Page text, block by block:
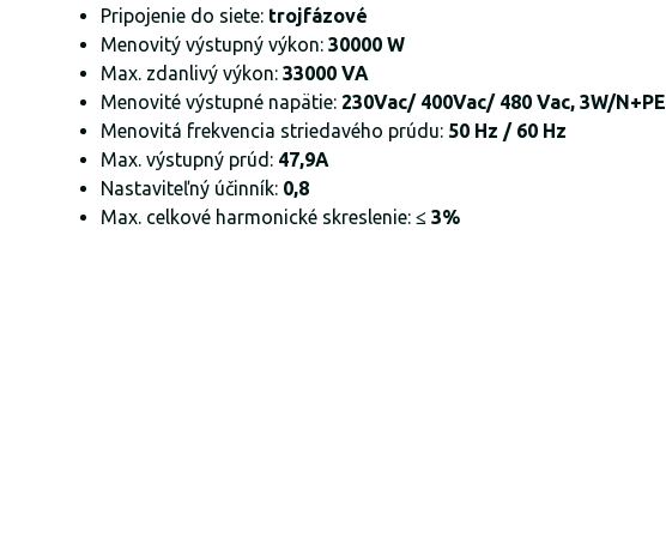
Pripojenie do siete: trojfázové
Menovitý výstupný výkon: 30000 W
Max. zdanlivý výkon: 33000 VA
Menovité výstupné napätie: 230Vac/ 400Vac/ 480 Vac, 3W/N+PE
Menovitá frekvencia striedavého prúdu: 50 Hz / 60 Hz
Max. výstupný prúd: 47,9A
Nastaviteľný účinník: 0,8
Max. celkové harmonické skreslenie: ≤ 3%​